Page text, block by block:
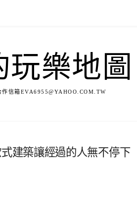
玩樂地圖
作信箱EVA6955@YAHOO.COM.TW
建築讓經過的人無不停下